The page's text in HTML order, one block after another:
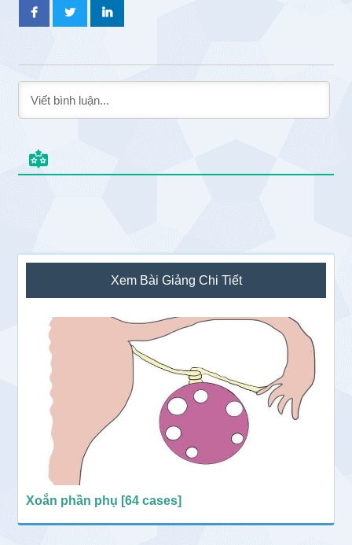
Sidebar
chính
Xem Bài Giảng Chi Tiết
Xoắn phần phụ [64 cases]